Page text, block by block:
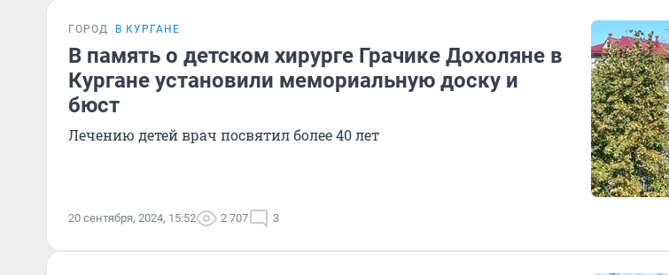
ГОРОД В КУРГАНЕ
В память о детском хирурге Грачике Дохоляне в
Кургане установили мемориальную доску и
бюст
Лечению детей врач посвятил более 40 лет
20 сентября, 2024, 15:52 2 707 3